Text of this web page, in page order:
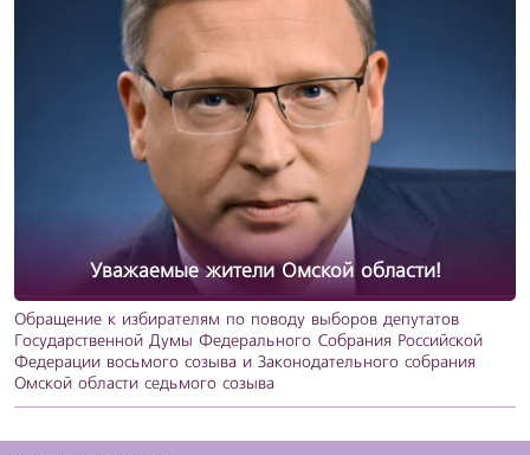
Уважаемые жители Омской области!
Обращение к избирателям по поводу выборов депутатов
Государственной Думы Федерального Собрания Российской
Федерации восьмого созыва и Законодательного собрания
Омской области седьмого созыва